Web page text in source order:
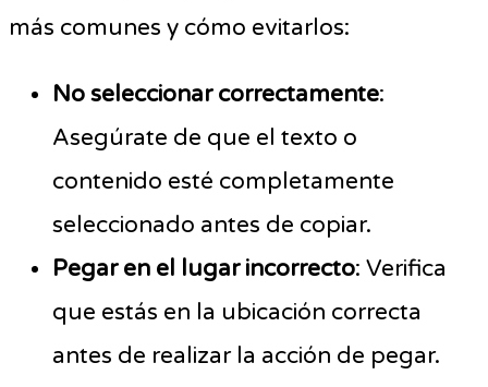
más comunes y cómo evitarlos:
No seleccionar correctamente:
Asegúrate de que el texto o
contenido esté completamente
seleccionado antes de copiar.
Pegar en el lugar incorrecto: Verifica
que estás en la ubicación correcta
antes de realizar la acción de pegar.